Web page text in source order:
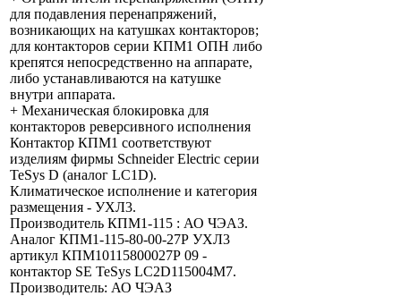
для подавления перенапряжений,
возникающих на катушках контакторов;
для контакторов серии КПМ1 ОПН либо
крепятся непосредственно на аппарате,
либо устанавливаются на катушке
внутри аппарата.
+ Механическая блокировка для
контакторов реверсивного исполнения
Контактор КПМ1 соответствуют
изделиям фирмы Sсhnеidеr Electriс серии
TeSys D (аналог LC1D).
Климатическое исполнение и категория
размещения - УХЛ3.
Производитель КПМ1-115 : АО ЧЭАЗ.
Аналог КПМ1-115-80-00-27Р УХЛ3
артикул КПМ10115800027Р 09 -
контактор SE TeSys LC2D115004M7.
Производитель: АО ЧЭАЗ